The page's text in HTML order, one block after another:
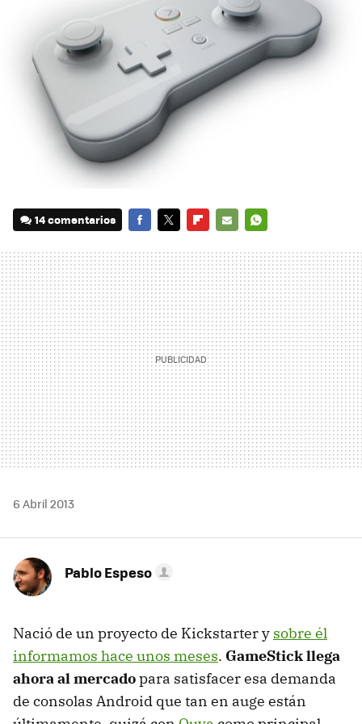
14 comentarios
MAIL
6 Abril 2013
Pablo Espeso
Nació de un proyecto de Kickstarter y sobre él
informamos hace unos meses. GameStick llega
ahora al mercadopara satisfacer esa demanda
de consolas Android que tan en auge están